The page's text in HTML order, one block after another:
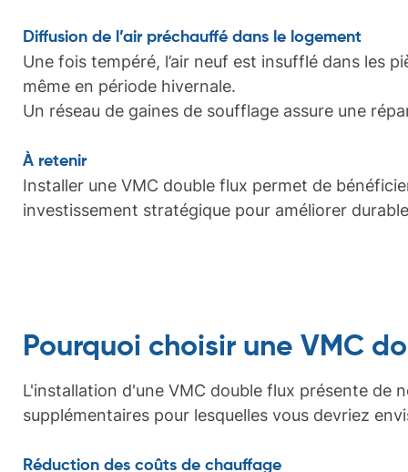
Diffusion de l’air préchauffé dans le logement
Une fois tempéré, l’air neuf est insufflé dans les
même en période hivernale.
Un réseau de gaines de soufflage assure une
À retenir
Installer une VMC double flux permet de
investissement stratégique pour améliorer
Pourquoi choisir une VMC
L'installation d'une VMC double flux présente de
supplémentaires pour lesquelles vous devriez
Réduction des coûts de chauffage